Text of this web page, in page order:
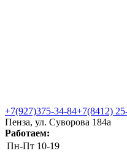
+7(927)375-34-84+7(8412)
Пенза, ул. Cуворова 184а
Работаем:
Пн-Пт 10-19